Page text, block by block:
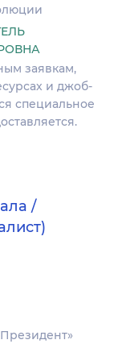
заявкам,
и джоб-
специальное
/